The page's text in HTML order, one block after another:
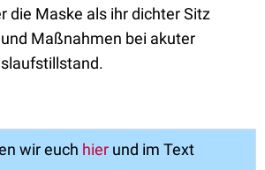
die Maske als ihr dichter Sitz
Maßnahmen bei akuter
wir euch hier und im Text